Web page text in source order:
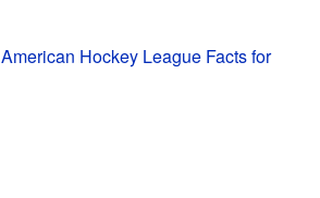
American Hockey League Facts for